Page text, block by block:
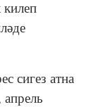
килеп
сигез атна
апрель